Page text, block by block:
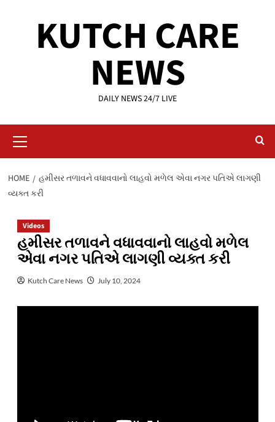
KUTCH CARE
NEWS
DAILY NEWS 24/7 LIVE
Menu
HOME
હમીસર તળાવને વધાવવાનો લાહવો મળેલ એવા નગર પતિએ લાગણી
વ્યક્ત કરી
Videos
હમીસર તળાવને વધાવવાનો લાહવો મળેલ
એવા નગર પતિએ લાગણી વ્યક્ત કરી
Kutch Care News July 10, 2024